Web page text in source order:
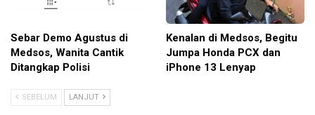
Sebar Demo Agustus di
Medsos, Wanita Cantik
Ditangkap Polisi
Kenalan di Medsos, Begitu
Jumpa Honda PCX dan
iPhone 13 Lenyap
SEBELUM LANJUT